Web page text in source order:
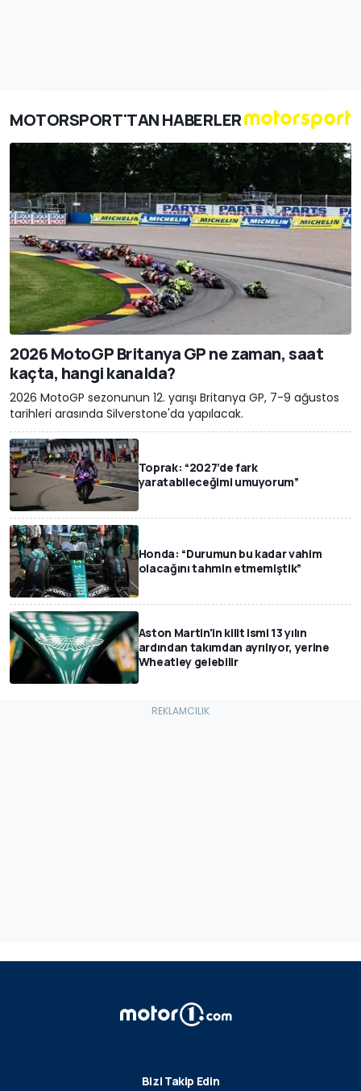
MOTORSPORT'TAN HABERLER
2026 MotoGP Britanya GP ne zaman, saat
kaçta, hangi kanalda?
2026 MotoGP sezonunun 12. yarışı Britanya GP, 7-9 ağustos
tarihleri arasında Silverstone'da yapılacak.
Toprak: “2027’de fark
yaratabileceğimi umuyorum”
Honda: “Durumun bu kadar vahim
olacağını tahmin etmemiştik”
Aston Martin'in kilit ismi 13 yılın
ardından takımdan ayrılıyor, yerine
Wheatley gelebilir
Bizi Takip Edin